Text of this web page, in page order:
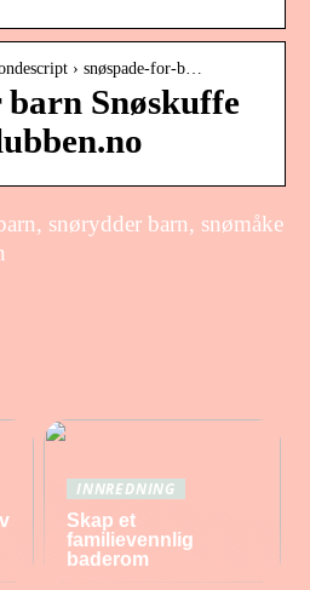
› snøspade-for-b…
barn Snøskuffe
snørydder barn, snømåke
INNREDNING
Skap et
familievennlig
baderom